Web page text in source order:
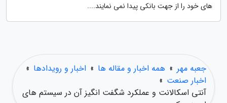
های خود را از جهت بانکی پیدا نمی نمایند....
جعبه مهر » همه اخبار و مقاله ها » اخبار و رویدادها »
اخبار صنعت »
آنتی اسکالانت و عملکرد شگفت انگیز آن در سیستم های